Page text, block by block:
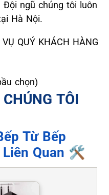
ngũ chúng tôi luôn
Hà Nội.
QUÝ KHÁCH HÀNG
chọn)
TÔI
Từ Bếp
Liên Quan 🛠️